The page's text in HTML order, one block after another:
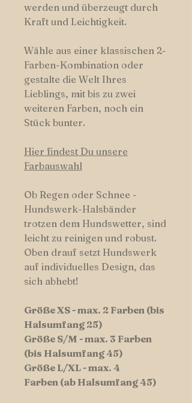
werden und überzeugt durch
Kraft und Leichtigkeit.
Wähle aus einer klassischen 2-
Farben-Kombination oder
gestalte die Welt Ihres
Lieblings, mit bis zu zwei
weiteren Farben, noch ein
Stück bunter.
Hier findest Du unsere
Farbauswahl
Ob Regen oder Schnee -
Hundswerk-Halsbänder
trotzen dem Hundswetter, sind
leicht zu reinigen und robust.
Oben drauf setzt Hundswerk
auf individuelles Design, das
sich abhebt!
Größe XS - max. 2 Farben (bis
Halsumfang 25)
Größe S/M - max. 3 Farben
(bis Halsumfang 45)
Größe L/XL - max. 4
Farben (ab Halsumfang 45)